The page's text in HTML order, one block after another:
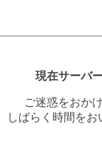
現在サーバ
ご迷惑をおか
しばらく時間を